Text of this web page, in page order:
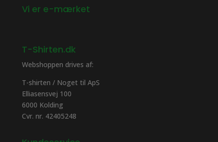
Vi er e-mærket
T-Shirten.dk
Webshoppen drives af:
T-shirten / Noget til ApS
Elliasensvej 100
6000 Kolding
Cvr. nr. 42405248